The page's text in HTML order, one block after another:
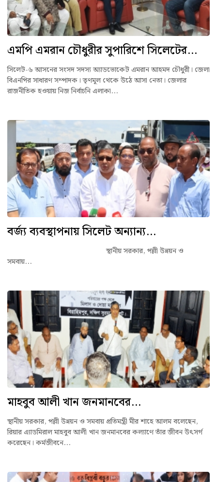
এমপি এমরান চৌধুরীর সুপারিশে সিলেটের...
সিলেট-৬ আসনের সংসদ সদস্য অ্যাডভোকেট এমরান আহমদ চৌধুরী। জেলা
বিএনপির সাধারণ সম্পাদক। তৃণমূল থেকে উঠে আসা নেতা। জেলার
রাজনীতিক হওয়ায় নিজ নির্বাচনি এলাকা...
বর্জ্য ব্যবস্থাপনায় সিলেট অন্যান্য...
স্থানীয় সরকার, পল্লী উন্নয়ন ও
সমবায়...
মাহবুব আলী খান জনমানবের...
স্থানীয় সরকার, পল্লী উন্নয়ন ও সমবায় প্রতিমন্ত্রী মীর শাহে আলম বলেছেন,
রিয়ার এ্যাডমিরাল মাহবুব আলী খান জনমানবের কল্যাণে তাঁর জীবন উৎসর্গ
করেছেন। কর্মজীবনে...